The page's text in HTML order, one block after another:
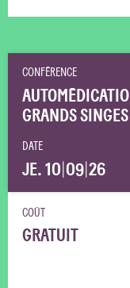
CONFÉRENCE
GRANDS SINGES
DATE
JE. 10|09|26
COÛT
GRATUIT